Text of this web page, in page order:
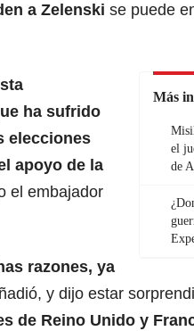
a Zelenski se puede
Más
el
de
ha sufrido
elecciones
apoyo de la
el embajador
razones, ya
y dijo estar
de Reino Unido y